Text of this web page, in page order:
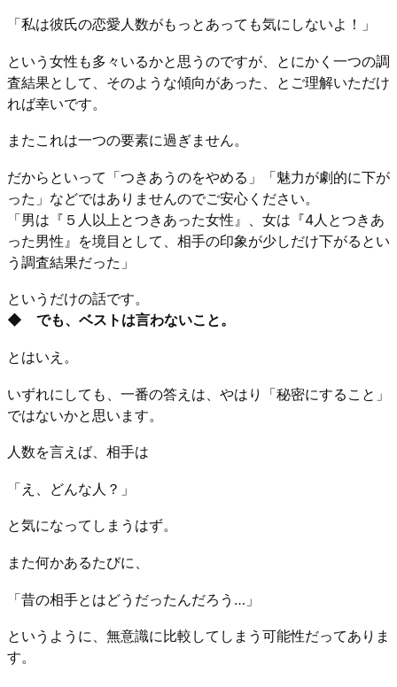
「私は彼氏の恋愛人数がもっとあっても気にしないよ！」
という女性も多々いるかと思うのですが、とにかく一つの調
査結果として、そのような傾向があった、とご理解いただけ
れば幸いです。
またこれは一つの要素に過ぎません。
だからといって「つきあうのをやめる」「魅力が劇的に下が
った」などではありませんのでご安心ください。
「男は『５人以上とつきあった女性』、女は『4人とつきあ
った男性』を境目として、相手の印象が少しだけ下がるとい
う調査結果だった」
というだけの話です。
◆ でも、ベストは言わないこと。
とはいえ。
いずれにしても、一番の答えは、やはり「秘密にすること」
ではないかと思います。
人数を言えば、相手は
「え、どんな人？」
と気になってしまうはず。
また何かあるたびに、
「昔の相手とはどうだったんだろう…」
というように、無意識に比較してしまう可能性だってありま
す。